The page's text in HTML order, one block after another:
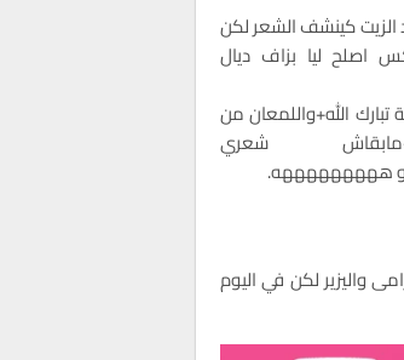
الزيت كينشف الشعر لكن
اصلح ليا بزاف ديال
الله+واللمعان من
شعري
هههههههههه.
واليزير لكن في اليوم